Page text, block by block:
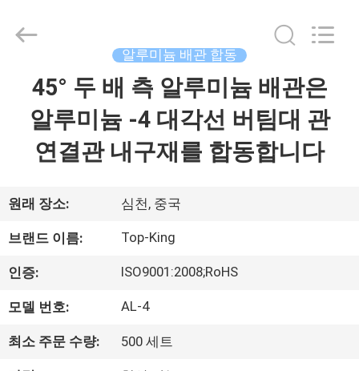
우
리
에
2026
Reserved.
알루미늄 배관 합동
45° 두 배 측 알루미늄 배관은
알루미늄 -4 대각선 버팀대 관
연결관 내구재를 합동합니다
원래 장소: 심천, 중국
브랜드 이름: Top-King
인증: ISO9001:2008;RoHS
모델 번호: AL-4
최소 주문 수량: 500 세트